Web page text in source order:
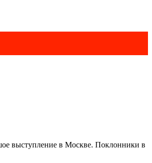
выступление в Москве. Поклонники в